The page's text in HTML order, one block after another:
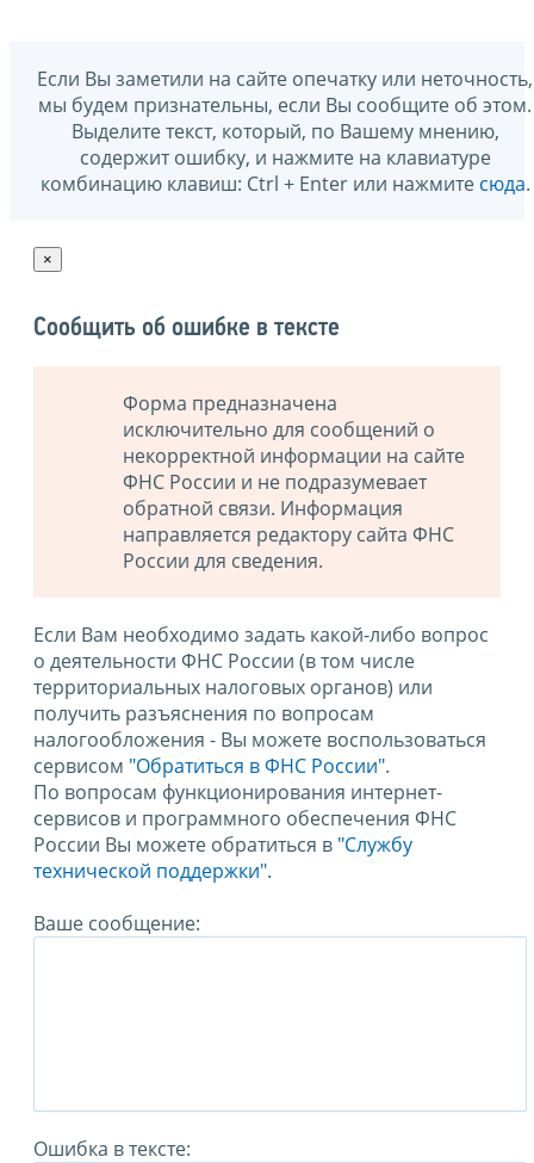
Если Вы заметили на сайте опечатку или неточность,
мы будем признательны, если Вы сообщите об этом.
Выделите текст, который, по Вашему мнению,
содержит ошибку, и нажмите на клавиатуре
комбинацию клавиш: Ctrl + Enter или нажмите сюда.
×
Сообщить об ошибке в тексте
Форма предназначена
исключительно для сообщений о
некорректной информации на сайте
ФНС России и не подразумевает
обратной связи. Информация
направляется редактору сайта ФНС
России для сведения.
Если Вам необходимо задать какой-либо вопрос
о деятельности ФНС России (в том числе
территориальных налоговых органов) или
получить разъяснения по вопросам
налогообложения - Вы можете воспользоваться
сервисом "Обратиться в ФНС России".
По вопросам функционирования интернет-
сервисов и программного обеспечения ФНС
России Вы можете обратиться в "Службу
технической поддержки".
Ваше сообщение:
Ошибка в тексте: